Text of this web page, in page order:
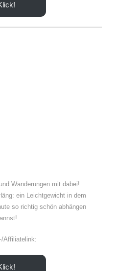
Wanderungen mit dabei!
ein Leichtgewicht in dem
so richtig schön abhängen
Affiliatelink: